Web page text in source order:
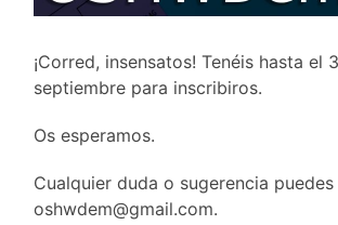
¡Corred, insensatos! Tenéis hasta el
septiembre para inscribiros.
Os esperamos.
Cualquier duda o sugerencia
oshwdem@gmail.com.